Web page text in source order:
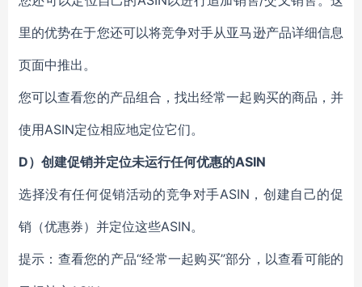
里的优势在于您还可以将竞争对手从亚马逊产品详细信息
页面中推出。
您可以查看您的产品组合，找出经常一起购买的商品，并
使用ASIN定位相应地定位它们。
D）创建促销并定位未运行任何优惠的ASIN
选择没有任何促销活动的竞争对手ASIN，创建自己的促
销（优惠券）并定位这些ASIN。
提示：查看您的产品“经常一起购买”部分，以查看可能的